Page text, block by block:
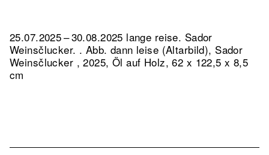
25.07.2025 – 30.08.2025 lange reise. Sador
Weinsčlucker. . Abb. dann leise (Altarbild), Sador
Weinsčlucker , 2025, Öl auf Holz, 62 x 122,5 x 8,5
cm